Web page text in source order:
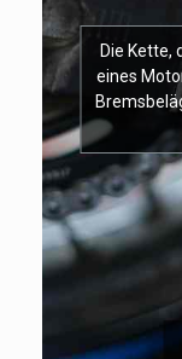
Die Kette,
eines